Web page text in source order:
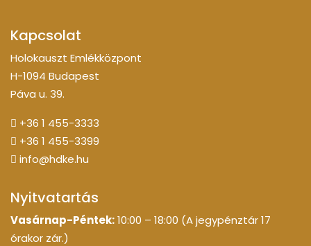
Kapcsolat
Holokauszt Emlékközpont
H-1094 Budapest
Páva u. 39.
+36 1 455-3333
+36 1 455-3399
info@hdke.hu
Nyitvatartás
Vasárnap-Péntek:10:00 – 18:00 (A jegypénztár 17
órakor zár.)